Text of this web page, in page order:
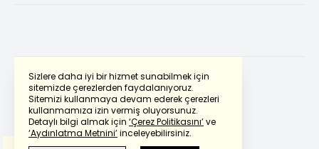
Sizlere daha iyi bir hizmet sunabilmek için
sitemizde çerezlerden faydalanıyoruz.
Sitemizi kullanmaya devam ederek çerezleri
kullanmamıza izin vermiş oluyorsunuz.
Detaylı bilgi almak için ‘Çerez Politikasını’ve
‘Aydınlatma Metnini’inceleyebilirsiniz.
Powered by Translate